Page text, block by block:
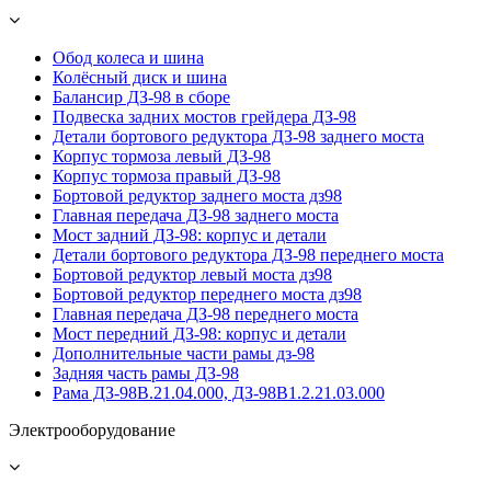
Обод колеса и шина
Колёсный диск и шина
Балансир ДЗ-98 в сборе
Подвеска задних мостов грейдера ДЗ-98
Детали бортового редуктора ДЗ-98 заднего моста
Корпус тормоза левый ДЗ-98
Корпус тормоза правый ДЗ-98
Бортовой редуктор заднего моста дз98
Главная передача ДЗ-98 заднего моста
Мост задний ДЗ-98: корпус и детали
Детали бортового редуктора ДЗ-98 переднего моста
Бортовой редуктор левый моста дз98
Бортовой редуктор переднего моста дз98
Главная передача ДЗ-98 переднего моста
Мост передний ДЗ-98: корпус и детали
Дополнительные части рамы дз-98
Задняя часть рамы ДЗ-98
Рама ДЗ-98В.21.04.000, ДЗ-98В1.2.21.03.000
Электрооборудование